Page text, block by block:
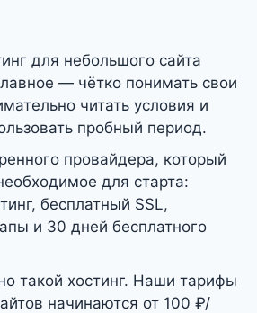
для небольшого сайта
— чётко понимать свои
читать условия и
пробный период.
провайдера, который
для старта:
бесплатный SSL,
и 30 дней бесплатного
такой хостинг. Наши тарифы
начинаются от 100 ₽/